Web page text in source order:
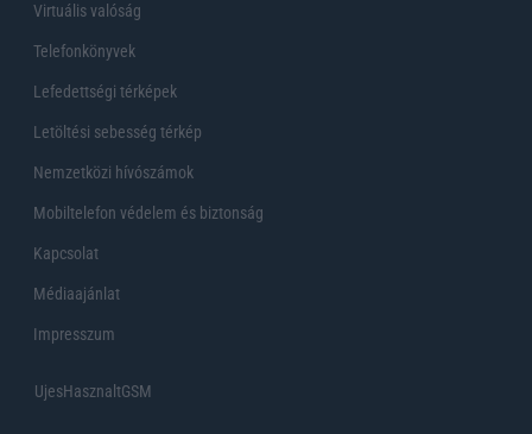
Virtuális valóság
Telefonkönyvek
Lefedettségi térképek
Letöltési sebesség térkép
Nemzetközi hívószámok
Mobiltelefon védelem és biztonság
Kapcsolat
Médiaajánlat
Impresszum
UjesHasznaltGSM